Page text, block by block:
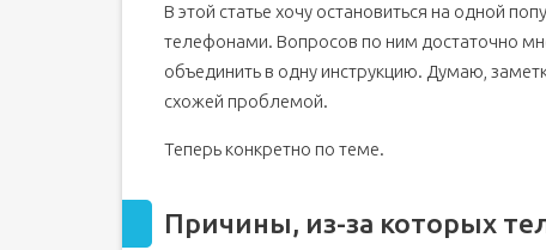
Программа X-Plore
Карта памяти не отрывается на смартфоне
Почему это критично?
Стандартная процедура
Неправильный формат SD
Банальная несовместимость
В этой статье хочу остановиться на одной
телефонами. Вопросов по ним достаточно
объединить в одну инструкцию. Думаю,
схожей проблемой.
Теперь конкретно по теме.
Причины, из-за которых